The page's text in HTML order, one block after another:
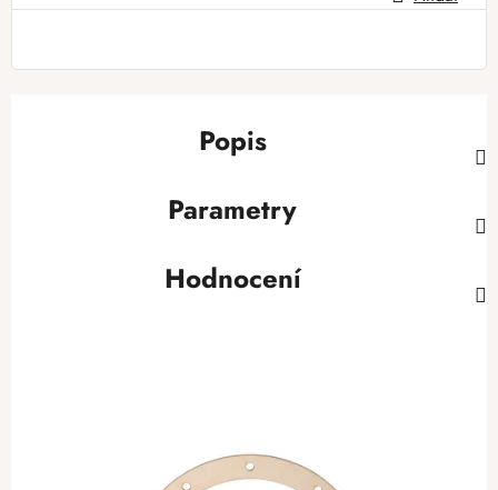
Popis
Parametry
Hodnocení